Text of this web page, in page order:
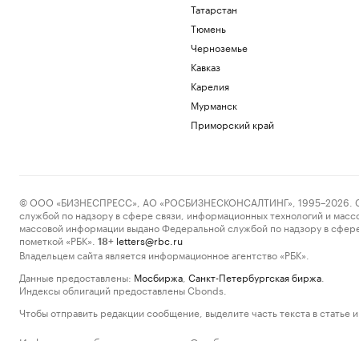
Татарстан
Тюмень
Черноземье
Кавказ
Карелия
Мурманск
Приморский край
© ООО «БИЗНЕСПРЕСС», АО «РОСБИЗНЕСКОНСАЛТИНГ», 1995–2026.
службой по надзору в сфере связи, информационных технологий и
массовой информации выдано Федеральной службой по надзору в
пометкой «РБК».
18+ letters@rbc.ru
Владельцем сайта является информационное агентство «РБК».
Данные предоставлены: Мосбиржа Санкт-Петербургская биржа
Индексы облигаций предоставлены Cbonds.
Чтобы отправить редакции сообщение, выделите часть текста в статье